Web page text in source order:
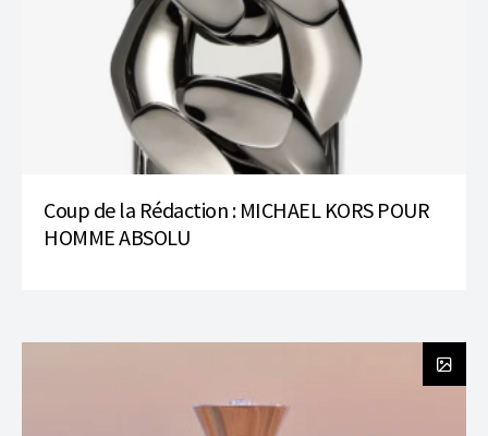
Coup de la Rédaction : MICHAEL KORS POUR
HOMME ABSOLU